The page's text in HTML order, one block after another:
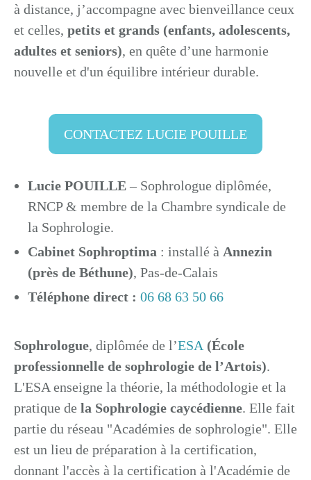
à distance, j’accompagne avec bienveillance ceux
et celles, petits et grands (enfants, adolescents,
adultes et seniors), en quête d’une harmonie
nouvelle et d'un équilibre intérieur durable.
CONTACTEZ LUCIE POUILLE
Lucie POUILLE – Sophrologue diplômée,
RNCP & membre de la Chambre syndicale de
la Sophrologie.
Cabinet Sophroptima : installé à Annezin
(près de Béthune), Pas-de-Calais
Téléphone direct : 06 68 63 50 66
Sophrologue, diplômée de l’ESA (École
professionnelle de sophrologie de l’Artois).
L'ESA enseigne la théorie, la méthodologie et la
pratique de la Sophrologie caycédienne. Elle fait
partie du réseau "Académies de sophrologie". Elle
est un lieu de préparation à la certification,
donnant l'accès à la certification à l'Académie de